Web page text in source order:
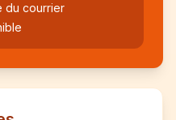
du courrier